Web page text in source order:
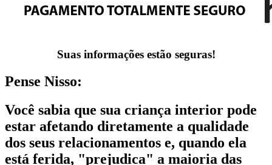
Suas informações estão seguras!
Pense Nisso:
Você sabia que sua criança interior pode
estar afetando diretamente a qualidade
dos seus relacionamentos e, quando ela
está ferida, "prejudica" a maioria das